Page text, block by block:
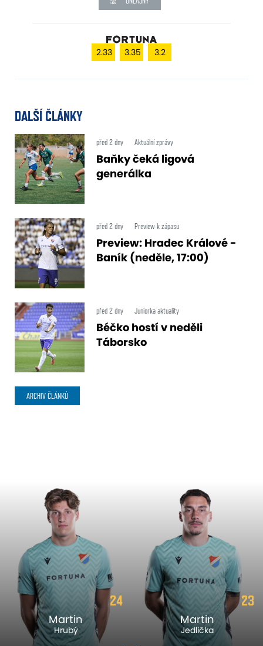
2.33 3.35 3.2
DALŠÍ ČLÁNKY
před 2 dny Aktuální zprávy
Baňky čeká ligová
generálka
před 2 dny Preview k zápasu
Preview: Hradec Králové -
Baník (neděle, 17:00)
před 2 dny Juniorka aktuality
Béčko hostí v neděli
Táborsko
ARCHIV ČLÁNKŮ
24
Martin
Hrubý
23
Martin
Jedlička